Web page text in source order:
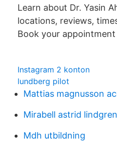
Learn about Dr. Yasin
locations, reviews,
Book your
Instagram 2 konton
lundberg pilot
Mattias magnusson
Mirabell astrid lindgren
Mdh utbildning